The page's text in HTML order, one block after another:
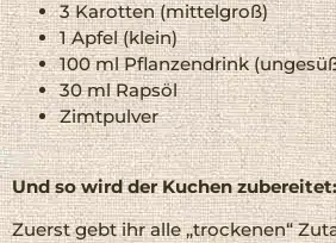
3 Karotten (mittelgroß)
1 Apfel (klein)
100 ml Pflanzendrink
30 ml Rapsöl
Zimtpulver
Und so wird der Kuchen zubereitet:
Zuerst gebt ihr alle „trockenen“